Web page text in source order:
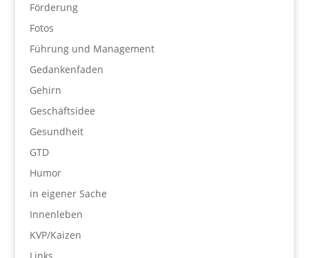
Förderung
Fotos
Führung und Management
Gedankenfaden
Gehirn
Geschäftsidee
Gesundheit
GTD
Humor
in eigener Sache
Innenleben
KVP/Kaizen